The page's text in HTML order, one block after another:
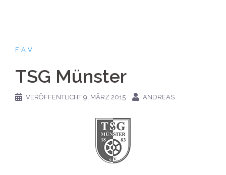
FAV
TSG Münster
VERÖFFENTLICHT9. MÄRZ 2015 ANDREAS